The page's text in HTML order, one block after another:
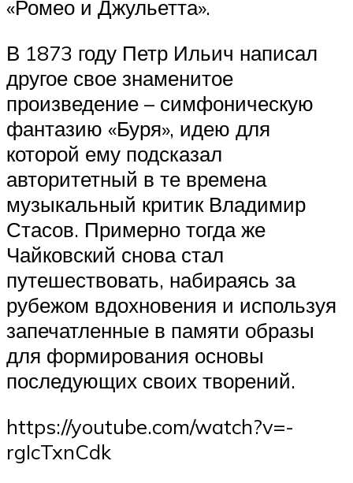
«Ромео и Джульетта».
В 1873 году Петр Ильич написал
другое свое знаменитое
произведение – симфоническую
фантазию «Буря», идею для
которой ему подсказал
авторитетный в те времена
музыкальный критик Владимир
Стасов. Примерно тогда же
Чайковский снова стал
путешествовать, набираясь за
рубежом вдохновения и используя
запечатленные в памяти образы
для формирования основы
последующих своих творений.
https://youtube.com/watch?v=-
rgIcTxnCdk